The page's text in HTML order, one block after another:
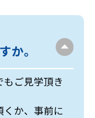
か。
ご見学頂き
か、事前に